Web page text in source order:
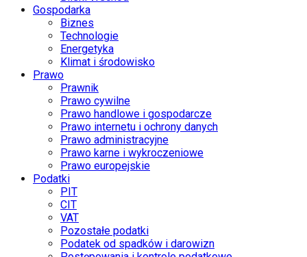
Gospodarka
Biznes
Technologie
Energetyka
Klimat i środowisko
Prawo
Prawnik
Prawo cywilne
Prawo handlowe i gospodarcze
Prawo internetu i ochrony danych
Prawo administracyjne
Prawo karne i wykroczeniowe
Prawo europejskie
Podatki
PIT
CIT
VAT
Pozostałe podatki
Podatek od spadków i darowizn